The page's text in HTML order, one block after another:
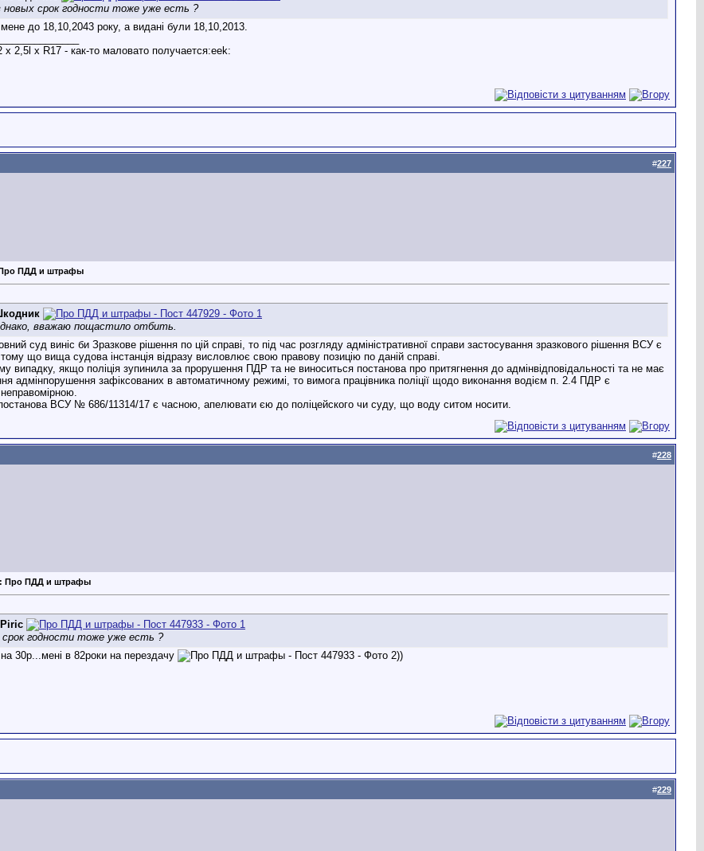
новых срок годности тоже уже есть ?
до 18,10,2043 року, а видані були 18,10,2013.
х 2,5l x R17 - как-то маловато получается:eek:
#227
ПДД и штрафы
вважаю пощастило отбить.
суд виніс би Зразкове рішення по цій справі, то під час розгляду адміністративної справи застосування зразкового рішення ВСУ є
що вища судова інстанція відразу висловлює свою правову позицію по даній справі.
випадку, якщо поліція зупинила за прорушення ПДР та не виноситься постанова про притягнення до адмінвідповідальності та не має
адмінпорушення зафіксованих в автоматичному режимі, то вимога працівника поліції щодо виконання водієм п. 2.4 ПДР є
ВСУ № 686/11314/17 є часною, апелювати єю до поліцейского чи суду, що воду ситом носити.
#228
Про ПДД и штрафы
Piric
годности тоже уже есть ?
30р...мені в 82роки на перездачу
))
#229